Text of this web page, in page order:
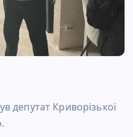
депутат Криворізької